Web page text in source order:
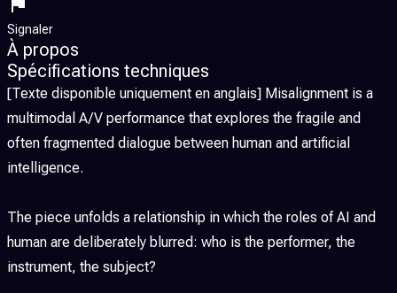
Signaler
À propos
Spécifications techniques
[Texte disponible uniquement en anglais] Misalignment is a
multimodal A/V performance that explores the fragile and
often fragmented dialogue between human and artificial
intelligence.
The piece unfolds a relationship in which the roles of AI and
human are deliberately blurred: who is the performer, the
instrument, the subject?